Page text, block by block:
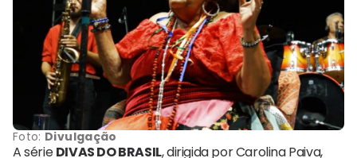
Foto: Divulgação
A sérieDIVAS DO BRASIL, dirigida por Carolina Paiva,